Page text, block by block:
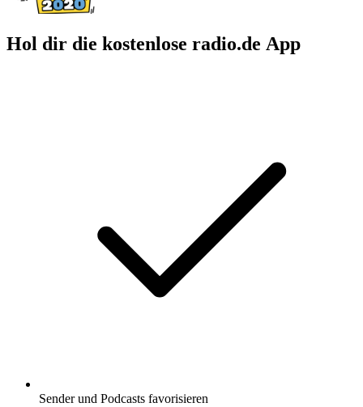
Hol dir die kostenlose radio.de App
Sender und Podcasts favorisieren